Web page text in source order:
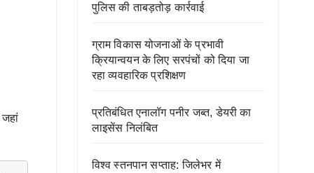
पुलिस की ताबड़तोड़ कार्रवाई
ग्राम विकास योजनाओं के प्रभावी
क्रियान्वयन के लिए सरपंचों को दिया जा
रहा व्यवहारिक प्रशिक्षण
प्रतिबंधित एनालॉग पनीर जब्त, डेयरी का
लाइसेंस निलंबित
विश्व स्तनपान सप्ताह: जिलेभर में